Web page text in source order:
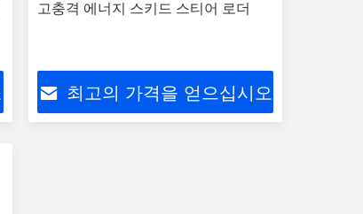
고충격 에너지 스키드 스티어 로더
최고의 가격을 얻으십시오